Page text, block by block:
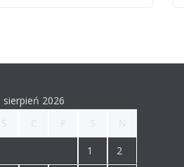
sierpień 2026
1 2